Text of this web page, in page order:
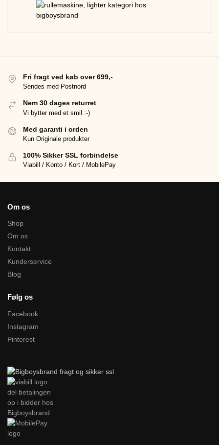
Fri fragt ved køb over 699,-
Sendes med Postnord
Nem 30 dages returret
Vi bytter med et smil :-)
Med garanti i orden
Kun Originale produkter
100% Sikker SSL forbindelse
Viabill / Konto / Kort / MobilePay
Om os
Shop
Om os
Kontakt
Kunderservice
Blog
Følg os
Facebook
Instagram
Pinterest